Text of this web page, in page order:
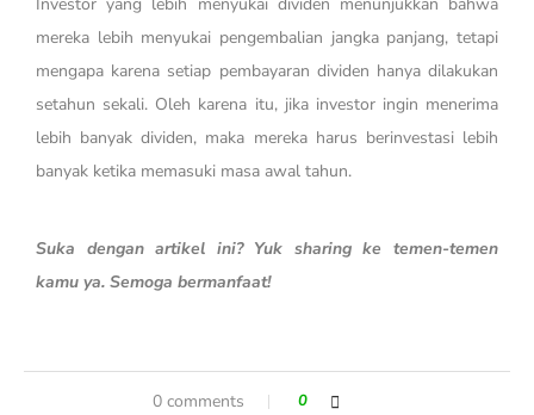
Investor yang lebih menyukai dividen menunjukkan bahwa
mereka lebih menyukai pengembalian jangka panjang, tetapi
mengapa karena setiap pembayaran dividen hanya dilakukan
setahun sekali. Oleh karena itu, jika investor ingin menerima
lebih banyak dividen, maka mereka harus berinvestasi lebih
banyak ketika memasuki masa awal tahun.
Suka dengan artikel ini? Yuk sharing ke temen-temen
kamu ya. Semoga bermanfaat!
0 comments 0